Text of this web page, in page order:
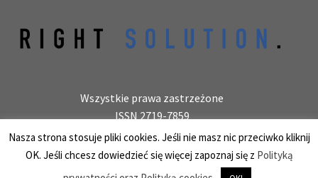
Wszystkie prawa zastrzeżone
ISSN 2719-7859
Wydawca: laboratoryjnie.pl Krzysztof Wołowiec
25-150 Kielce, ul. Barwinek 9/31, REGON 387847966
Nasza strona stosuje pliki cookies. Jeśli nie masz nic przeciwko kliknij
OK. Jeśli chcesz dowiedzieć się więcej zapoznaj się z Polityką